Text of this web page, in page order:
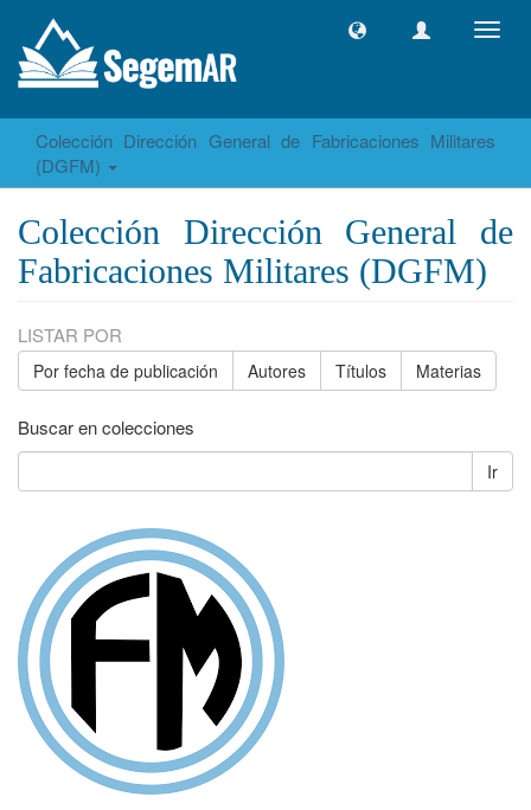
Colección Dirección General de Fabricaciones Militares
(DGFM)
Colección Dirección General de
Fabricaciones Militares (DGFM)
LISTAR POR
Por fecha de publicación Autores Títulos Materias
Buscar en colecciones
Ir